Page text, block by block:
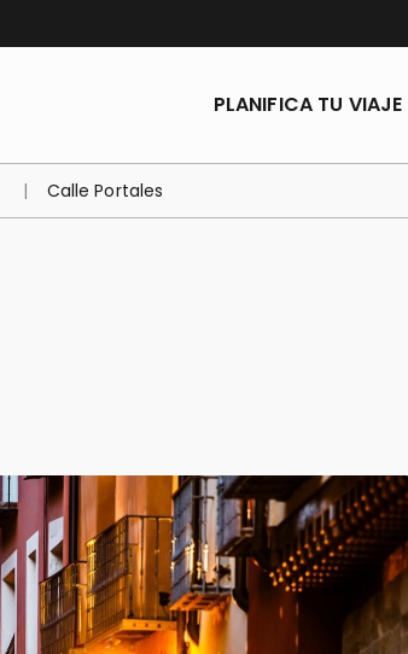
PLANIFICA TU VIAJE
Calle Portales